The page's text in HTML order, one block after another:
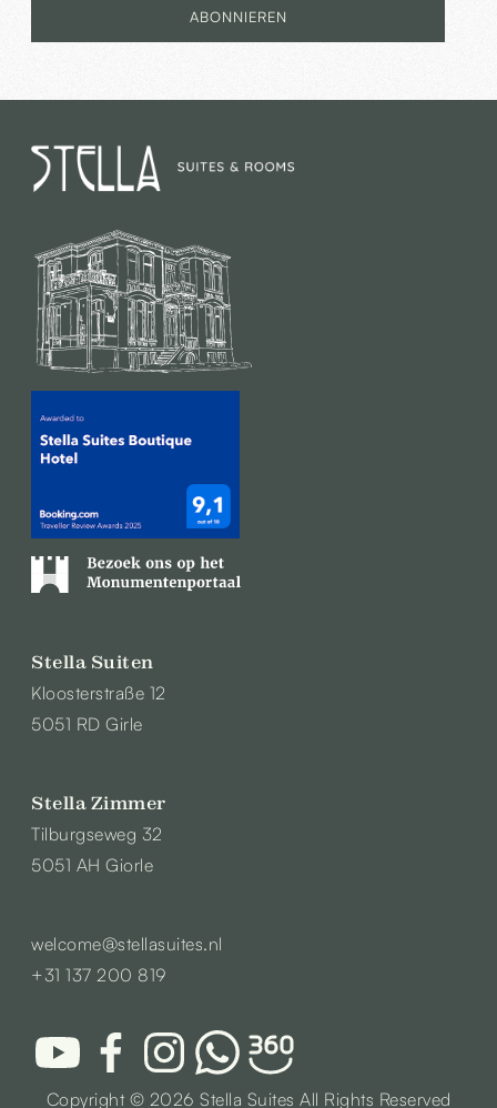
Stella Suiten
Kloosterstraße 12
5051 RD Girle
Stella Zimmer
Tilburgseweg 32
5051 AH Giorle
welcome@stellasuites.nl
+31 137 200 819
Copyright © 2026 Stella Suites All Rights Reserved